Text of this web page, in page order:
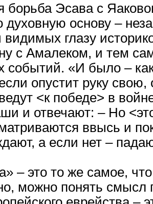
борьба Эсава с
духовную основу –
глазу
с Амалеком, и тем
событий. «И было –
опустит руку
<к победе> в
и отвечают: – Но
ввысь и
а если нет –
– это то же самое,
можно понять смысл